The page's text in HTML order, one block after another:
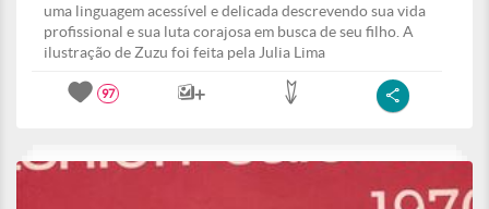
uma linguagem acessível e delicada descrevendo sua vida
profissional e sua luta corajosa em busca de seu filho. A
ilustração de Zuzu foi feita pela Julia Lima
97